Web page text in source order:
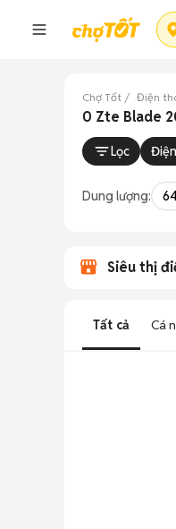
Chợ Tốt Điện
0 Zte Blade
Lọc
Dung lượng:
Siêu thị
Tất cả Cá